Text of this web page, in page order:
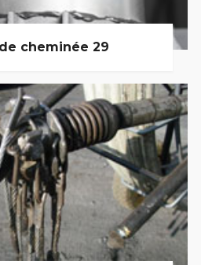
cheminée 29